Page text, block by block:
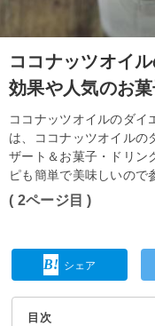
ココナッツオイ
効果や人気のお菓
ココナッツオイルのダイ
は、ココナッツオイルの
ザート＆お菓子・ドリン
ピも簡単で美味しいので
( 2ページ目 )
シェア
目次